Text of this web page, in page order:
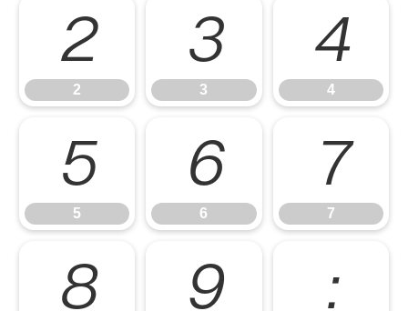
2
2
3
3
4
4
5
5
6
6
7
7
8 9 :